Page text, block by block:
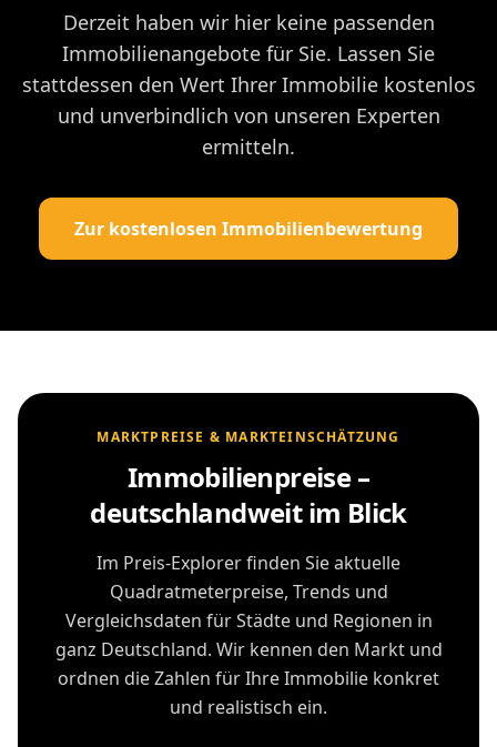
Derzeit haben wir hier keine passenden
Immobilienangebote für Sie. Lassen Sie
stattdessen den Wert Ihrer Immobilie kostenlos
und unverbindlich von unseren Experten
ermitteln.
Zur kostenlosen Immobilienbewertung
MARKTPREISE & MARKTEINSCHÄTZUNG
Immobilienpreise –
deutschlandweit im Blick
Im Preis-Explorer finden Sie aktuelle
Quadratmeterpreise, Trends und
Vergleichsdaten für Städte und Regionen in
ganz Deutschland. Wir kennen den Markt und
ordnen die Zahlen für Ihre Immobilie konkret
und realistisch ein.